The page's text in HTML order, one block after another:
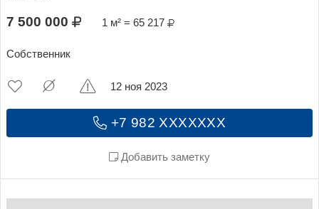
7 500 000 1 м² = 65 217
Собственник
+7 982 XXXXXXX
Добавить заметку
12 ноя 2023